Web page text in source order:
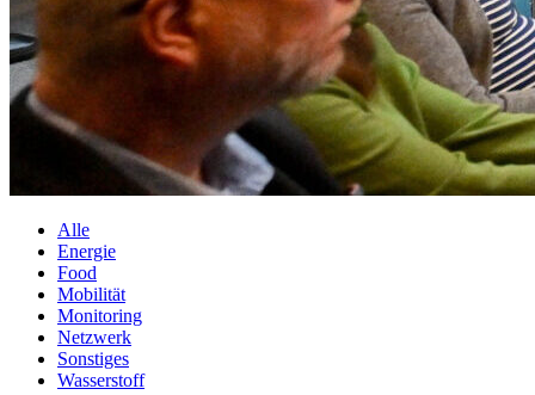
Alle
Energie
Food
Mobilität
Monitoring
Netzwerk
Sonstiges
Wasserstoff